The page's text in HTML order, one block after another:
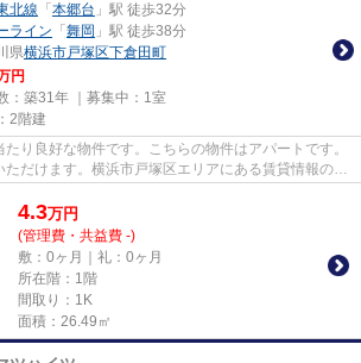
北線 「 本郷台 」駅 徒歩32分
ライン 「 舞岡 」駅 徒歩38分
県横浜市戸塚区下倉田町
円
：築31年 ｜募集中： 1室
2階建
り良好な物件です。こちらの物件はアパートです。
だけます。横浜市戸塚区エリアにある賃貸情報のこ
...
4.3万円
(管理費・共益費 -)
敷：0ヶ月｜礼：0ヶ月
所在階：1階
間取り：1K
面積：26.49㎡